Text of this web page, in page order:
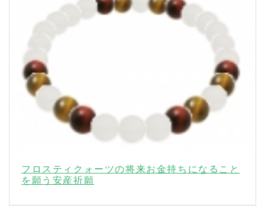
フロスティクォーツの将来お金持ちになること
を願う安産祈願